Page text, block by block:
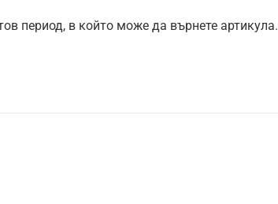
период, в който може да върнете артикула.